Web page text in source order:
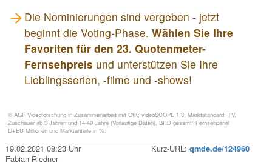
Die Nominierungen sind vergeben - jetzt
beginnt die Voting-Phase. Wählen Sie Ihre
Favoriten für den 23. Quotenmeter-
Fernsehpreis und unterstützen Sie Ihre
Lieblingsserien, -filme und -shows!
© AGF Videoforschung in Zusammenarbeit mit GfK; videoSCOPE 1.3, Marktstandard: TV.
Zuschauer ab 3 Jahren und 14-49 Jahre (Vorläufige Daten), BRD gesamt/ Fernsehpanel
D+EU Millionen und Marktanteile in %.
19.02.2021 08:23 Uhr Kurz-URL: qmde.de/124960
Fabian Riedner